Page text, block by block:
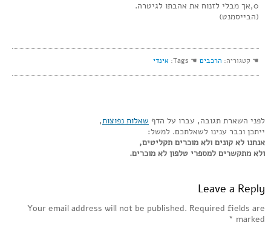
0,אך מבלי לזנוח את אהבתו לגיטרה.
(הבייסמנט)
☚ קטגוריה: הרכבים ☚ Tags: אינדי
לפני השארת תגובה, עברו על הדף שאלות נפוצות,
ייתכן וכבר ענינו לשאלתכם. למשל:
אנחנו לא קונים ולא מוכרים תקליטים,
ולא מתקשרים למספרי טלפון לא מוכרים.
Leave a Reply
Your email address will not be published. Required fields are
marked
*